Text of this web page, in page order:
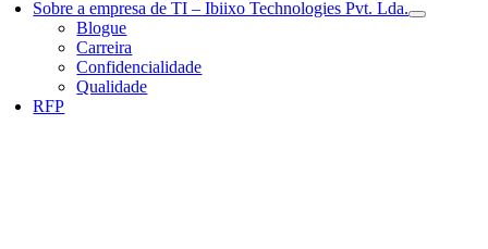
Sobre a empresa de TI – Ibiixo Technologies Pvt. Lda.
Blogue
Carreira
Confidencialidade
Qualidade
RFP